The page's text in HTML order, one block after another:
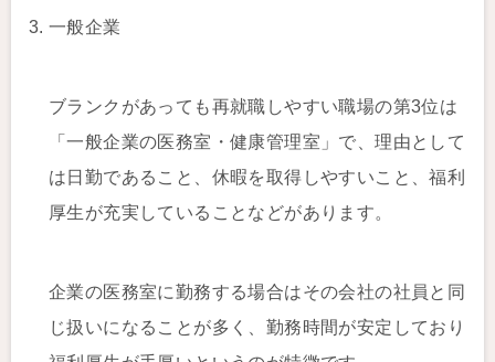
一般企業
ブランクがあっても再就職しやすい職場の第3位は
「一般企業の医務室・健康管理室」で、理由として
は日勤であること、休暇を取得しやすいこと、福利
厚生が充実していることなどがあります。
企業の医務室に勤務する場合はその会社の社員と同
じ扱いになることが多く、勤務時間が安定しており